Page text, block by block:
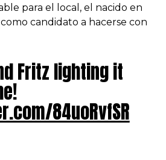
para el local, el nacido en
candidato a hacerse con
Fritz lighting it
84uoRvfSR